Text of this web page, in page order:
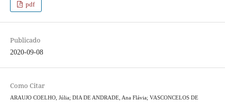
pdf
Publicado
2020-09-08
Como Citar
ARAUJO COELHO, Júlia; DIA DE ANDRADE, Ana Flávia; VASCONCELOS DE